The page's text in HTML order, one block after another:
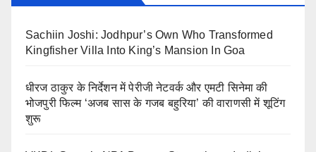
Sachiin Joshi: Jodhpur’s Own Who Transformed
Kingfisher Villa Into King’s Mansion In Goa
धीरज ठाकुर के निर्देशन में पेरीजी नेटवर्क और एमटी सिनेमा की
भोजपुरी फिल्म ‘अजब सास के गजब बहुरिया’ की वाराणसी में शूटिंग
शुरू